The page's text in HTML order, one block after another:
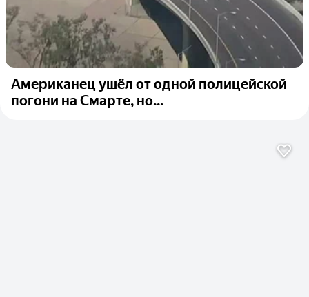
Американец ушёл от одной полицейской
погони на Смарте, но...